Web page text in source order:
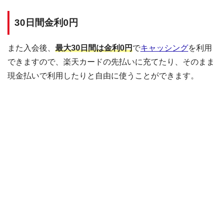
30日間金利0円
また入会後、 最大30日間は金利0円でキャッシングを利用
できますので、楽天カードの先払いに充てたり、そのまま
現金払いで利用したりと自由に使うことができます。